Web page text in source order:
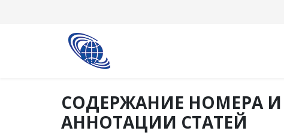
СОДЕРЖАНИЕ НОМЕРА И
АННОТАЦИИ СТАТЕЙ